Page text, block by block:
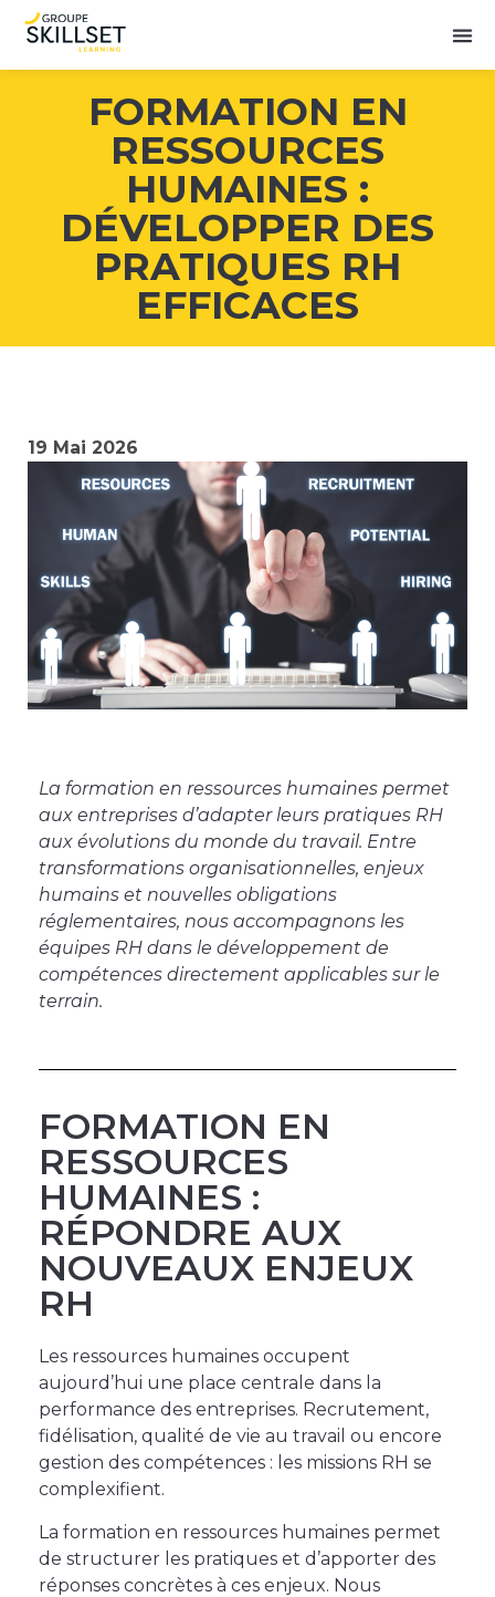
FORMATION EN
RESSOURCES
HUMAINES :
DÉVELOPPER DES
PRATIQUES RH
EFFICACES
19 Mai 2026
La formation en ressources humaines permet
aux entreprises d’adapter leurs pratiques RH
aux évolutions du monde du travail. Entre
transformations organisationnelles, enjeux
humains et nouvelles obligations
réglementaires, nous accompagnons les
équipes RH dans le développement de
compétences directement applicables sur le
terrain.
FORMATION EN
RESSOURCES
HUMAINES :
RÉPONDRE AUX
NOUVEAUX ENJEUX
RH
Les ressources humaines occupent
aujourd’hui une place centrale dans la
performance des entreprises. Recrutement,
fidélisation, qualité de vie au travail ou encore
gestion des compétences : les missions RH se
complexifient.
La formation en ressources humaines permet
de structurer les pratiques et d’apporter des
réponses concrètes à ces enjeux. Nous